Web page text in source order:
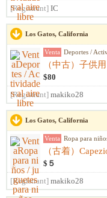
[Registrant] IC
Los Gatos, California
Venta Deportes /
（中古）子供
$80
[Registrant] makiko28
Los Gatos, California
Venta Ropa para
（古着）
$５
[Registrant] makiko28